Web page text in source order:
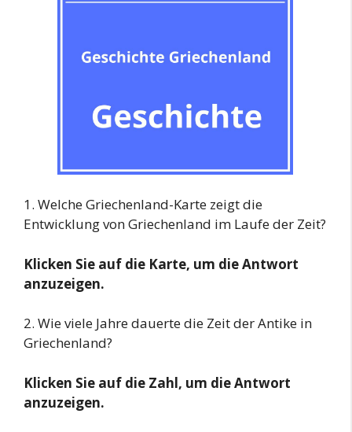
1. Welche Griechenland-Karte zeigt die
Entwicklung von Griechenland im Laufe der Zeit?
Klicken Sie auf die Karte, um die Antwort
anzuzeigen.
2. Wie viele Jahre dauerte die Zeit der Antike in
Griechenland?
Klicken Sie auf die Zahl, um die Antwort
anzuzeigen.